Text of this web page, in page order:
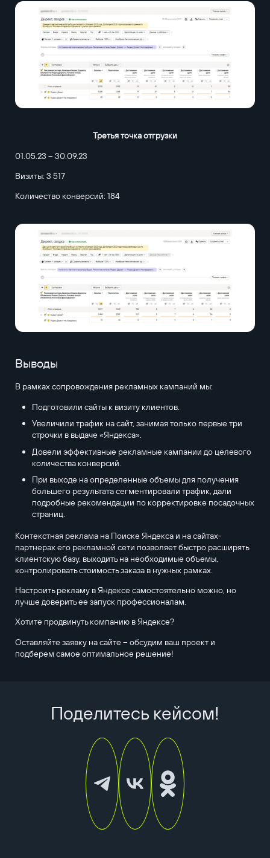
Третья точка отгрузки
01.05.23 – 30.09.23
Визиты: 3 517
Количество конверсий: 184
Выводы
В рамках сопровождения рекламных кампаний мы:
Подготовили сайты к визиту клиентов.
Увеличили трафик на сайт, занимая только первые три
строчки в выдаче «Яндекса».
Довели эффективные рекламные кампании до целевого
количества конверсий.
При выходе на определенные объемы для получения
большего результата сегментировали трафик, дали
подробные рекомендации по корректировке посадочных
страниц.
Контекстная реклама на Поиске Яндекса и на сайтах-
партнерах его рекламной сети позволяет быстро расширять
клиентскую базу, выходить на необходимые объемы,
контролировать стоимость заказа в нужных рамках.
Настроить рекламу в Яндексе самостоятельно можно, но
лучше доверить ее запуск профессионалам.
Хотите продвинуть компанию в Яндексе?
Оставляйте заявку на сайте – обсудим ваш проект и
подберем самое оптимальное решение!
Поделитесь кейсом!